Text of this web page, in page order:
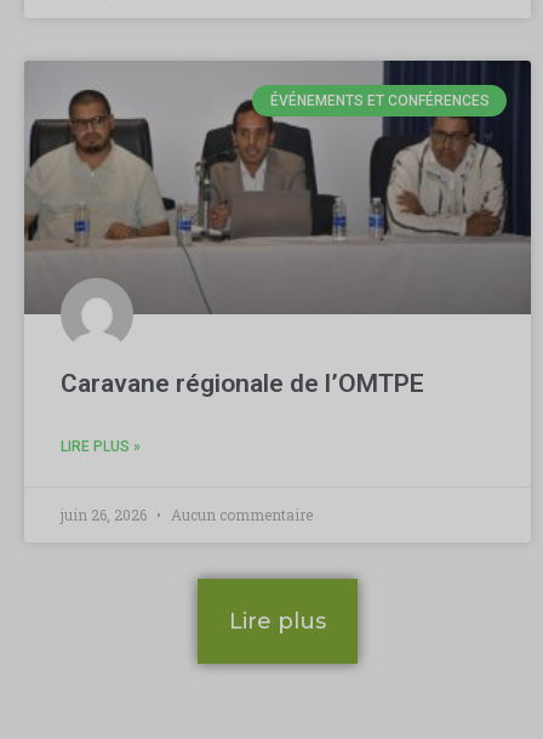
ÉVÉNEMENTS ET CONFÉRENCES
Caravane régionale de l’OMTPE
LIRE PLUS »
juin 26, 2026 Aucun commentaire
Lire plus